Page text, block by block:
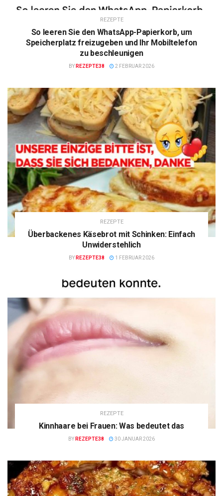
REZEPTE
So leeren Sie den WhatsApp-Papierkorb, um
Speicherplatz freizugeben und Ihr Mobiltelefon
zu beschleunigen
BY REZEPTE38 2 FEBRUAR 2026
REZEPTE
Überbackenes Käsebrot mit Schinken: Einfach
Unwiderstehlich
BY REZEPTE38 1 FEBRUAR 2026
REZEPTE
Kinnhaare bei Frauen: Was bedeutet das
BY REZEPTE38 30 JANUAR 2026